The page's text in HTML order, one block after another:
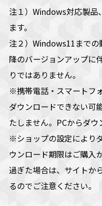
注１）Windows対応製品
ます。
注２）Windows11まで
降のバージョンアップに
りではありません。
※携帯電話・スマートフ
ダウンロードできない可
たしません。PCからダウ
※ショップの設定により
ウンロード期限はご購入
過ぎた場合は、サイトか
るのでご注意ください。